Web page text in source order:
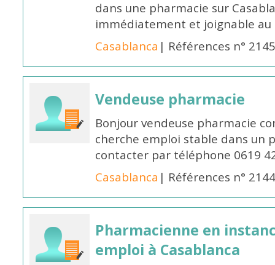
dans une pharmacie sur
immédiatement et joignable au
Casablanca | Références n°
Vendeuse pharmacie
Bonjour vendeuse pharmacie
cherche emploi stable dans un
contacter par téléphone 0619
Casablanca | Références n°
Pharmacienne en
emploi à Casablanca